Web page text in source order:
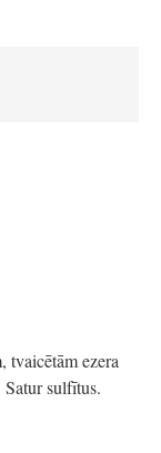
tvaicētām ezera
sulfītus.